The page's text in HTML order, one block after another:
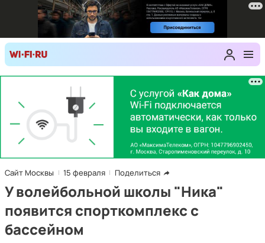
Сайт Москвы 15 февраля Поделиться
У волейбольной школы "Ника"
появится спорткомплекс с
бассейном